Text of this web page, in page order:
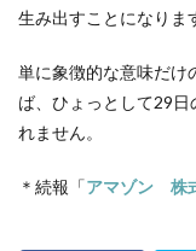
生み出すことになりま
単に象徴的な意味だけ
ば、ひょっとして29
れません。
＊続報「アマゾン 株